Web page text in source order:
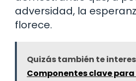
adversidad, la
florece.
Quizás también te
Componentes clave